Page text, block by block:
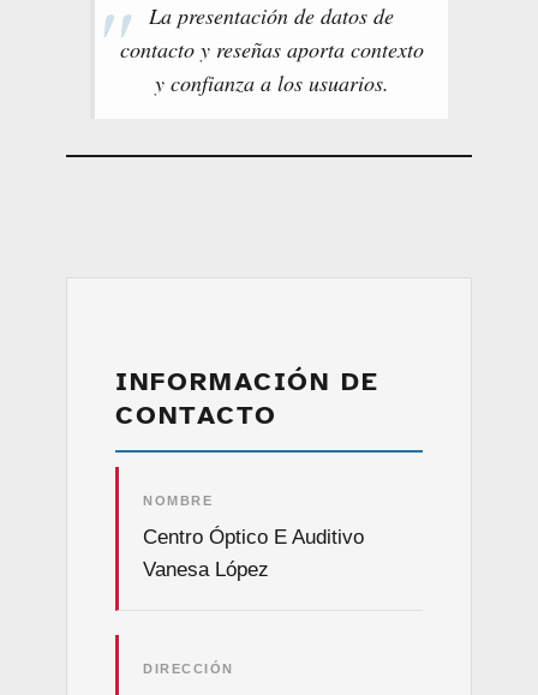
La presentación de datos de
contacto y reseñas aporta contexto
y confianza a los usuarios.
INFORMACIÓN DE
CONTACTO
NOMBRE
Centro Óptico E Auditivo
Vanesa López
DIRECCIÓN